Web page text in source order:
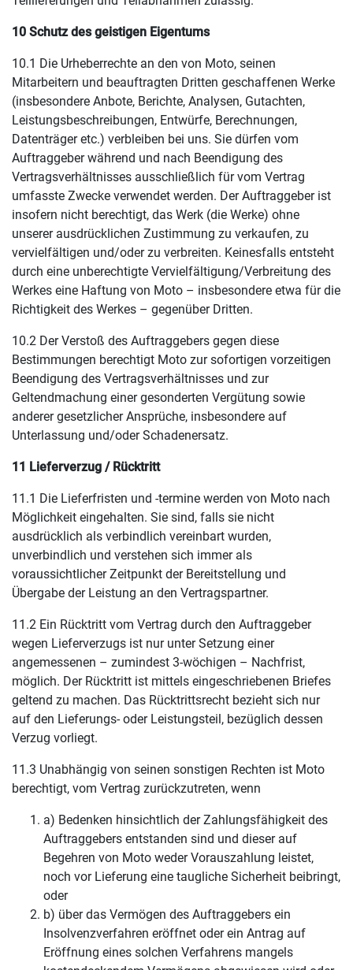
10 Schutz des geistigen Eigentums
10.1 Die Urheberrechte an den von Moto, seinen
Mitarbeitern und beauftragten Dritten geschaffenen Werke
(insbesondere Anbote, Berichte, Analysen, Gutachten,
Leistungsbeschreibungen, Entwürfe, Berechnungen,
Datenträger etc.) verbleiben bei uns. Sie dürfen vom
Auftraggeber während und nach Beendigung des
Vertragsverhältnisses ausschließlich für vom Vertrag
umfasste Zwecke verwendet werden. Der Auftraggeber ist
insofern nicht berechtigt, das Werk (die Werke) ohne
unserer ausdrücklichen Zustimmung zu verkaufen, zu
vervielfältigen und/oder zu verbreiten. Keinesfalls entsteht
durch eine unberechtigte Vervielfältigung/Verbreitung des
Werkes eine Haftung von Moto – insbesondere etwa für die
Richtigkeit des Werkes – gegenüber Dritten.
10.2 Der Verstoß des Auftraggebers gegen diese
Bestimmungen berechtigt Moto zur sofortigen vorzeitigen
Beendigung des Vertragsverhältnisses und zur
Geltendmachung einer gesonderten Vergütung sowie
anderer gesetzlicher Ansprüche, insbesondere auf
Unterlassung und/oder Schadenersatz.
11 Lieferverzug / Rücktritt
11.1 Die Lieferfristen und -termine werden von Moto nach
Möglichkeit eingehalten. Sie sind, falls sie nicht
ausdrücklich als verbindlich vereinbart wurden,
unverbindlich und verstehen sich immer als
voraussichtlicher Zeitpunkt der Bereitstellung und
Übergabe der Leistung an den Vertragspartner.
11.2 Ein Rücktritt vom Vertrag durch den Auftraggeber
wegen Lieferverzugs ist nur unter Setzung einer
angemessenen – zumindest 3-wöchigen – Nachfrist,
möglich. Der Rücktritt ist mittels eingeschriebenen Briefes
geltend zu machen. Das Rücktrittsrecht bezieht sich nur
auf den Lieferungs- oder Leistungsteil, bezüglich dessen
Verzug vorliegt.
11.3 Unabhängig von seinen sonstigen Rechten ist Moto
berechtigt, vom Vertrag zurückzutreten, wenn
a) Bedenken hinsichtlich der Zahlungsfähigkeit des
Auftraggebers entstanden sind und dieser auf
Begehren von Moto weder Vorauszahlung leistet,
noch vor Lieferung eine taugliche Sicherheit beibringt,
oder
b) über das Vermögen des Auftraggebers ein
Insolvenzverfahren eröffnet oder ein Antrag auf
Eröffnung eines solchen Verfahrens mangels